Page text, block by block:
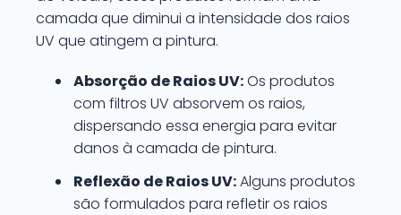
camada que diminui a intensidade dos raios
UV que atingem a pintura.
Absorção de Raios UV:Os produtos
com filtros UV absorvem os raios,
dispersando essa energia para evitar
danos à camada de pintura.
Reflexão de Raios UV:Alguns produtos
são formulados para refletir os raios